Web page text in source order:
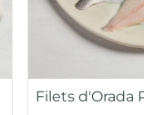
Filets d'Orada